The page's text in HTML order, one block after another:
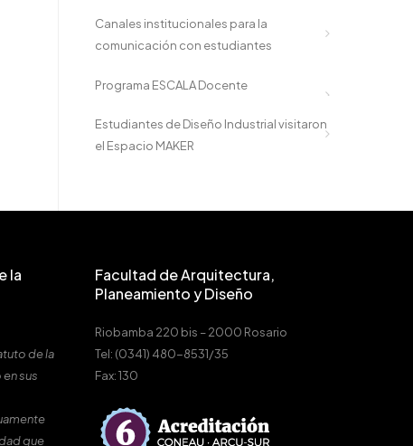
Canales institucionales para la
comunicación con estudiantes
Programa ESCALA Docente
Estudiantes de Diseño Industrial visitaron
el Espacio MAKER
la
de la
sus
que
Facultad de Arquitectura,
Planeamiento y Diseño
Riobamba 220 bis – 2000 Rosario
Tel: (0341) 480-8531/35
Fax: 130